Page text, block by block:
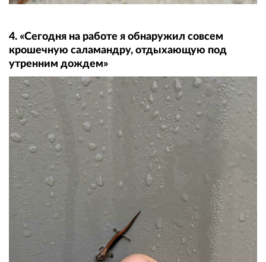
4. «Сегодня на работе я обнаружил совсем
крошечную саламандру, отдыхающую под
утренним дождем»